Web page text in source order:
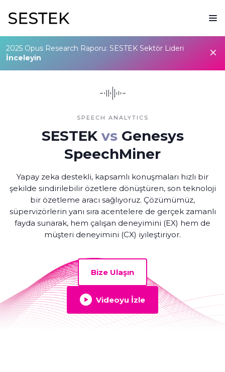
2025 Opus Research Raporu: SESTEK Sektör Lideri
İnceleyin
SPEECH ANALYTICS
SESTEK vsGenesys
SpeechMiner
Yapay zeka destekli, kapsamlı konuşmaları hızlı bir
şekilde sindirilebilir özetlere dönüştüren, son teknoloji
bir özetleme aracı sağlıyoruz. Çözümümüz,
süpervizörlerin yanı sıra acentelere de gerçek zamanlı
fayda sunarak, hem çalışan deneyimini (EX) hem de
müşteri deneyimini (CX) iyileştiriyor.
Bize Ulaşın
Videoyu İzle